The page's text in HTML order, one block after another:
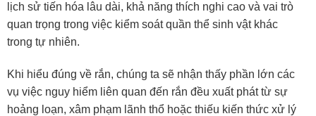
lịch sử tiến hóa lâu dài, khả năng thích nghi cao và vai trò
quan trọng trong việc kiểm soát quần thể sinh vật khác
trong tự nhiên.
Khi hiểu đúng về rắn, chúng ta sẽ nhận thấy phần lớn các
vụ việc nguy hiểm liên quan đến rắn đều xuất phát từ sự
hoảng loạn, xâm phạm lãnh thổ hoặc thiếu kiến thức xử lý